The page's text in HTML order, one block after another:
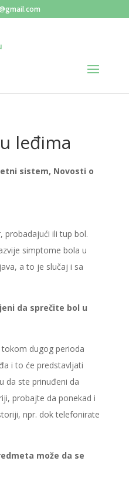
leđima
sistem, Novosti o
probadajući ili tup bol.
simptome bola u
a to je slučaj i sa
da sprečite bol u
dugog perioda
i to će predstavljati
da ste prinuđeni da
probajte da ponekad i
npr. dok telefonirate
može da se